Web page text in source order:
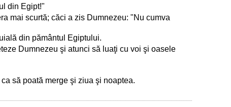
din Egipt!"
mai scurtă; căci a zis Dumnezeu: "Nu cumva
din pământul Egiptului.
Dumnezeu şi atunci să luaţi cu voi şi oasele
să poată merge şi ziua şi noaptea.